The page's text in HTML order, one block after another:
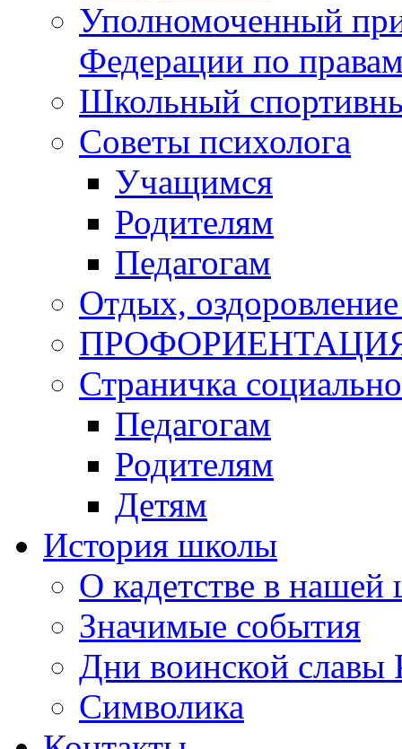
Уполномоченный
Федерации по
Школьный
Советы психолога
Учащимся
Родителям
Педагогам
Отдых, оздоровление
Страничка
Педагогам
Родителям
Детям
История школы
О кадетстве в нашей
Значимые события
Дни воинской славы
Символика